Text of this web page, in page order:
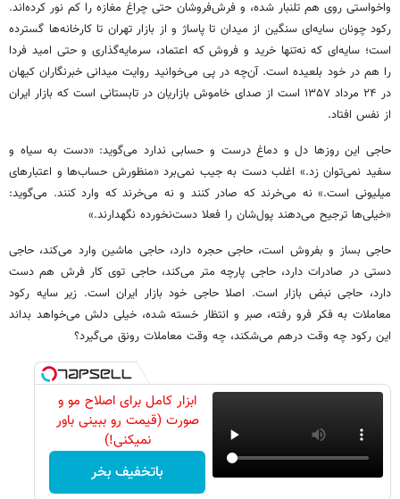
واخواستی روی هم تلنبار شده، و فرش‌فروشان حتی چراغ مغازه را کم نور کرده‌اند.
رکود چونان سایه‌ای سنگین از میدان تا پاساژ و از بازار تهران تا کارخانه‌ها گسترده
است؛ سایه‌ای که نه‌تنها خرید و فروش که اعتماد، سرمایه‌گذاری و حتی امید فردا
را هم در خود بلعیده است. آن‌چه در پی می‌خوانید روایت میدانی خبرنگاران کیهان
در ۲۴ مرداد ۱۳۵۷ است از صدای خاموش بازاریان در تابستانی است که بازار ایران
از نفس افتاد.
حاجی این روزها دل و دماغ درست و حسابی ندارد می‌گوید: «دست به سیاه و
سفید نمی‌توان زد.» اغلب دست به جیب نمی‌برد «منظورش حساب‌ها و اعتبارهای
میلیونی است.» نه می‌خرند که صادر کنند و نه می‌خرند که وارد کنند. می‌گوید:
«خیلی‌ها ترجیح می‌دهند پول‌شان را فعلا دست‌نخورده نگهدارند.»
حاجی بساز و بفروش است، حاجی حجره دارد، حاجی ماشین وارد می‌کند، حاجی
دستی در صادرات دارد، حاجی پارچه متر می‌کند، حاجی توی کار فرش هم دست
دارد، حاجی نبض بازار است. اصلا حاجی خود بازار ایران است. زیر سایه رکود
معاملات به فکر فرو رفته، صبر و انتظار خسته شده، خیلی دلش می‌خواهد بداند
این رکود چه وقت درهم می‌شکند، چه وقت معاملات رونق می‌گیرد؟
ابزار کامل برای اصلاح مو و
صورت (قیمت رو ببینی باور
نمیکنی!)
باتخفیف بخر